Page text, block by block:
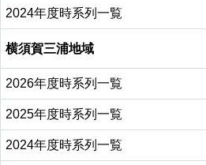
2024年度時系列一覧
横須賀三浦地域
2026年度時系列一覧
2025年度時系列一覧
2024年度時系列一覧